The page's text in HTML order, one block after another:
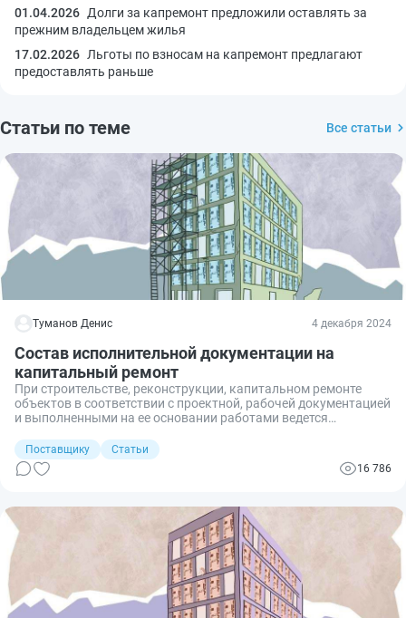
01.04.2026 Долги за капремонт предложили оставлять за
прежним владельцем жилья
17.02.2026 Льготы по взносам на капремонт предлагают
предоставлять раньше
Статьи по теме Все статьи
Туманов Денис 4 декабря 2024
Состав исполнительной документации на
капитальный ремонт
При строительстве, реконструкции, капитальном ремонте
объектов в соответствии с проектной, рабочей документацией
и выполненными на ее основании работами ведется
случаев, при заключении госконтрактов, исполнительная
документация в строительстве на капитальный ремонт
является неотъемлемым условием исполнения контракта, что
Поставщику
Статьи
16 786